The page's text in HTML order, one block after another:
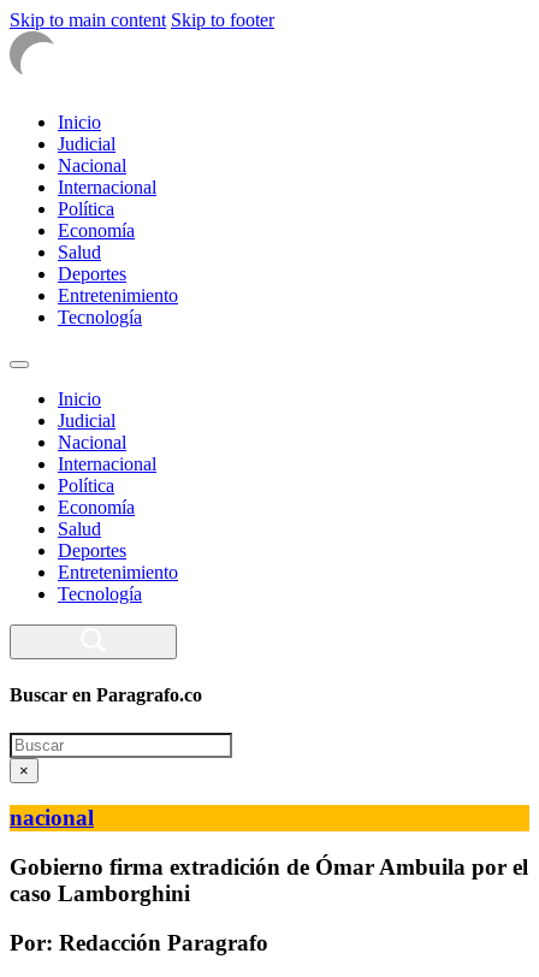
Skip to main content Skip to footer
Inicio
Judicial
Nacional
Internacional
Política
Economía
Salud
Deportes
Entretenimiento
Tecnología
Inicio
Judicial
Nacional
Internacional
Política
Economía
Salud
Deportes
Entretenimiento
Tecnología
Buscar en Paragrafo.co
Search
×
nacional
Gobierno firma extradición de Ómar Ambuila por el
caso Lamborghini
Por: Redacción Paragrafo